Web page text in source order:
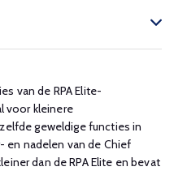
van de RPA Elite-
voor kleinere
geweldige functies in
en nadelen van de Chief